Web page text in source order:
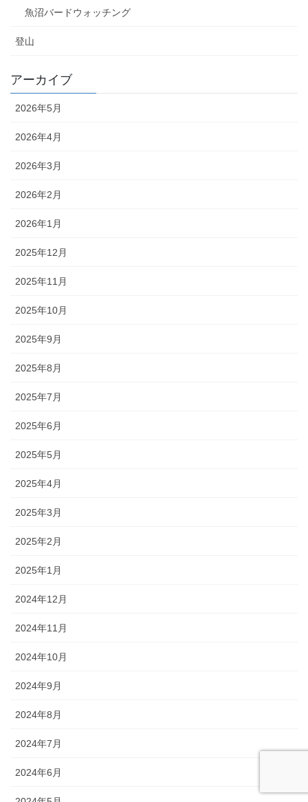
魚沼バードウォッチング
登山
アーカイブ
2026年5月
2026年4月
2026年3月
2026年2月
2026年1月
2025年12月
2025年11月
2025年10月
2025年9月
2025年8月
2025年7月
2025年6月
2025年5月
2025年4月
2025年3月
2025年2月
2025年1月
2024年12月
2024年11月
2024年10月
2024年9月
2024年8月
2024年7月
2024年6月